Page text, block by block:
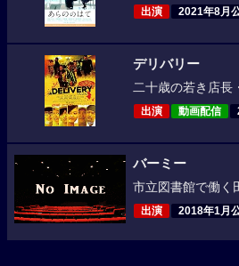
出演 2021年8月
デリバリー
二十歳の若き店長
出演 動画配信
バーミー
市立図書館で働く
出演 2018年1月